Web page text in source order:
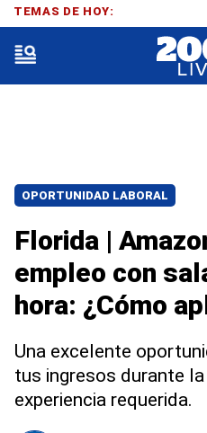
OPORTUNIDAD LABORAL
Florida |
empleo con
hora: ¿Cómo
Una excelente
tus ingresos durante
experiencia requerida.
TEMAS DE HOY: